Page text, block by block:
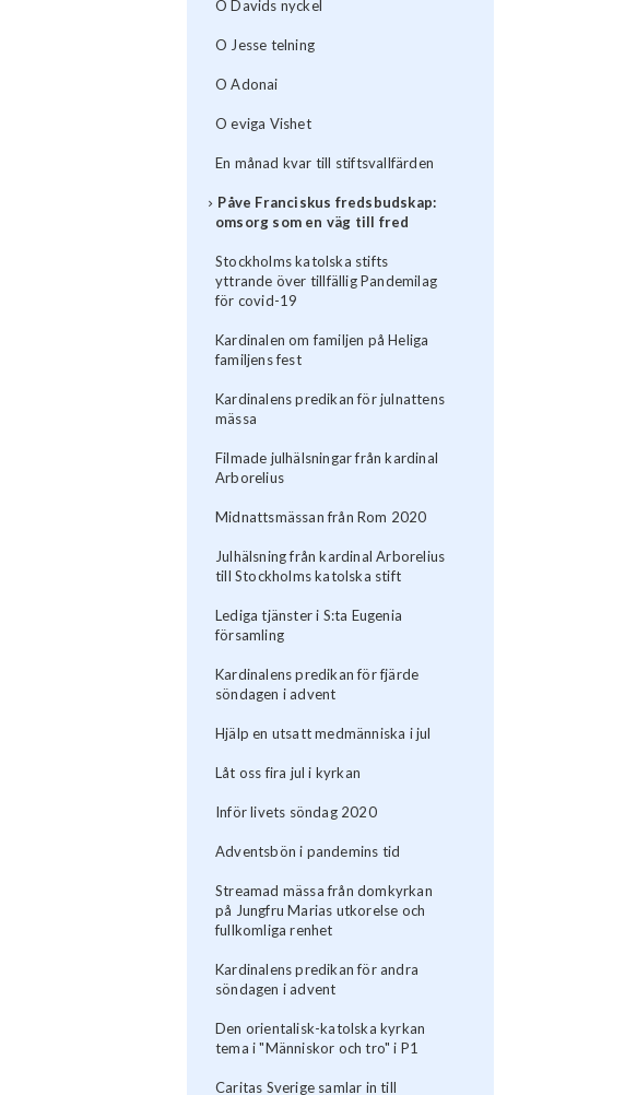
O Davids nyckel
O Jesse telning
O Adonai
O eviga Vishet
En månad kvar till stiftsvallfärden
Påve Franciskus fredsbudskap:
omsorg som en väg till fred
Stockholms katolska stifts
yttrande över tillfällig Pandemilag
för covid-19
Kardinalen om familjen på Heliga
familjens fest
Kardinalens predikan för julnattens
mässa
Filmade julhälsningar från kardinal
Arborelius
Midnattsmässan från Rom 2020
Julhälsning från kardinal Arborelius
till Stockholms katolska stift
Lediga tjänster i S:ta Eugenia
församling
Kardinalens predikan för fjärde
söndagen i advent
Hjälp en utsatt medmänniska i jul
Låt oss fira jul i kyrkan
Inför livets söndag 2020
Adventsbön i pandemins tid
Streamad mässa från domkyrkan
på Jungfru Marias utkorelse och
fullkomliga renhet
Kardinalens predikan för andra
söndagen i advent
Den orientalisk-katolska kyrkan
tema i "Människor och tro" i P1
Caritas Sverige samlar in till